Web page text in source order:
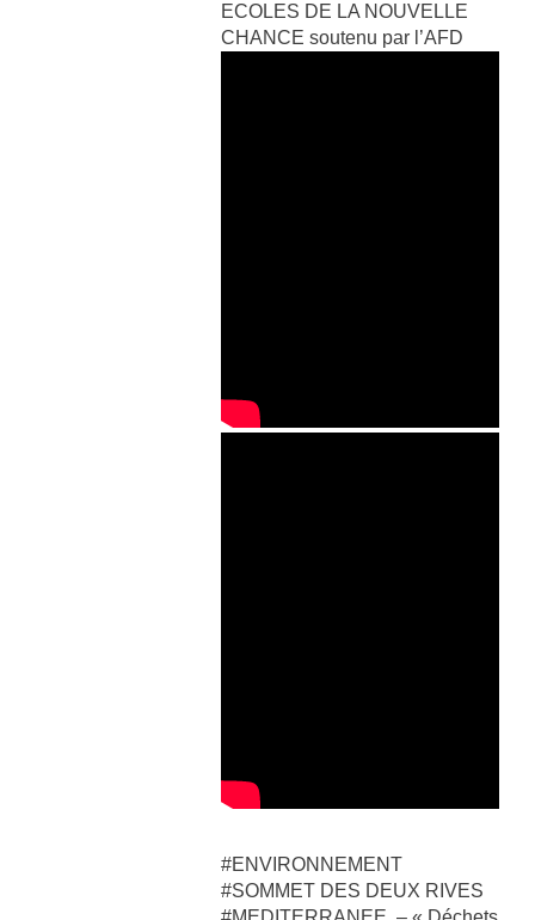
ECOLES DE LA NOUVELLE
CHANCE soutenu par l’AFD
#ENVIRONNEMENT
#SOMMET DES DEUX RIVES